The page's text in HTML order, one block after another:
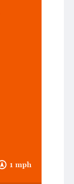
1 mph